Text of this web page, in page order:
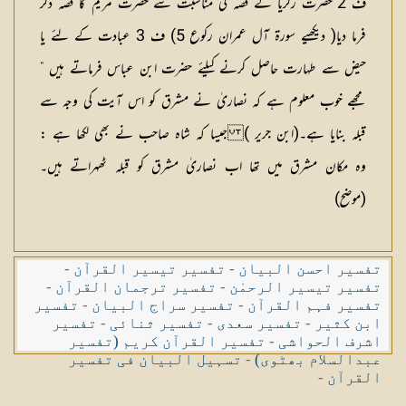
فرما دیا( دیکھیے سورۃ آل عمران رکوع 5) ف 3 عبادت کے لئے یا
حیض سے طهارت حاصل کرنے کیلئے حضرت ابن عباس فرماتے ہیں ”
مجھے خوب معلوم ہے کہ نصاریٰ نے مشرق کو اس آیت کی وجہ سے
قبلہ بنایا ہے۔(ابن جریر ) جیسا کہ شاہ صاحب نے بھی لکھا ہے :
وہ مکان مشرق میں تھا اب نصاریٰ مشرق کو قبلہ ٹھہراتے ہیں۔
(موضح)
تفسیر احسن البیان - تفسیر تیسیر القرآن -
تفسیر تیسیر الرحمٰن - تفسیر ترجمان القرآن -
تفسیر فہم القرآن - تفسیر سراج البیان - تفسیر
ابن کثیر - تفسیر سعدی - تفسیر ثنائی - تفسیر
اشرف الحواشی - تفسیر القرآن کریم (تفسیر
عبدالسلام بھٹوی)-تسہیل البیان فی تفسیر
القرآن -